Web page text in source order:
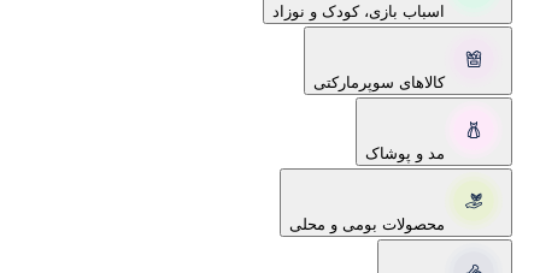
اسباب بازی، کودک و نوزاد
کالاهای سوپرمارکتی
مد و پوشاک
محصولات بومی و محلی